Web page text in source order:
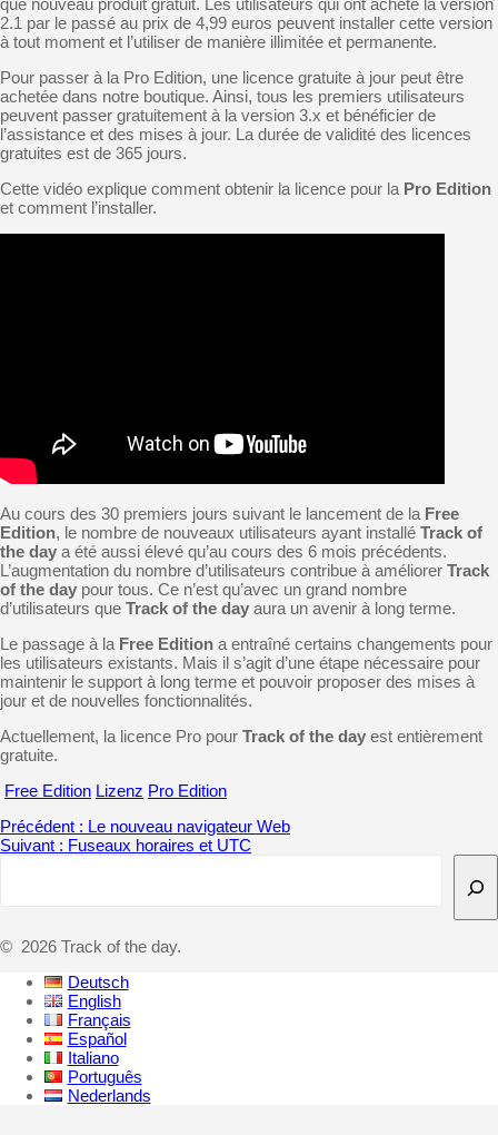
que nouveau produit gratuit. Les utilisateurs qui ont acheté la version
2.1 par le passé au prix de 4,99 euros peuvent installer cette version
à tout moment et l’utiliser de manière illimitée et permanente.
Pour passer à la Pro Edition, une licence gratuite à jour peut être
achetée dans notre boutique. Ainsi, tous les premiers utilisateurs
peuvent passer gratuitement à la version 3.x et bénéficier de
l’assistance et des mises à jour. La durée de validité des licences
gratuites est de 365 jours.
Cette vidéo explique comment obtenir la licence pour la Pro Edition
et comment l’installer.
Au cours des 30 premiers jours suivant le lancement de la Free
Edition, le nombre de nouveaux utilisateurs ayant installé Track of
the day a été aussi élevé qu’au cours des 6 mois précédents.
L’augmentation du nombre d’utilisateurs contribue à améliorer Track
of the day pour tous. Ce n’est qu’avec un grand nombre
d’utilisateurs que Track of the day aura un avenir à long terme.
Le passage à la Free Edition a entraîné certains changements pour
les utilisateurs existants. Mais il s’agit d’une étape nécessaire pour
maintenir le support à long terme et pouvoir proposer des mises à
jour et de nouvelles fonctionnalités.
Actuellement, la licence Pro pour Track of the day est entièrement
gratuite.
Free Edition Lizenz Pro Edition
Navigation
Précédent : Article
précédent
Le nouveau navigateur Web
Suivant : Article
Fuseaux horaires et UTC
© 2026 Track of the day.
Deutsch
English
Français
Español
Italiano
Português
Nederlands